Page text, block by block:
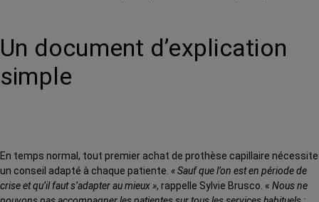
Un document d’explication
simple
En temps normal, tout premier achat de prothèse capillaire nécessite
un conseil adapté à chaque patiente. « Sauf que l’on est en période de
crise et qu’il faut s’adapter au mieux », rappelle Sylvie Brusco. « Nous ne